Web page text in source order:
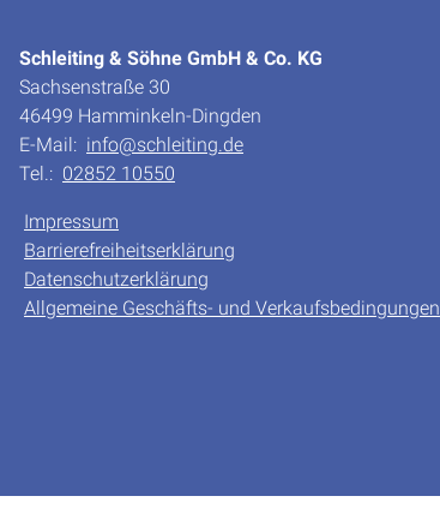
Schleiting & Söhne GmbH & Co. KG
Sachsenstraße 30
46499 Hamminkeln-Dingden
E-Mail: info@schleiting.de
Tel.: 02852 10550
Impressum
Barrierefreiheitserklärung
Datenschutzerklärung
Allgemeine Geschäfts- und Verkaufsbedingungen